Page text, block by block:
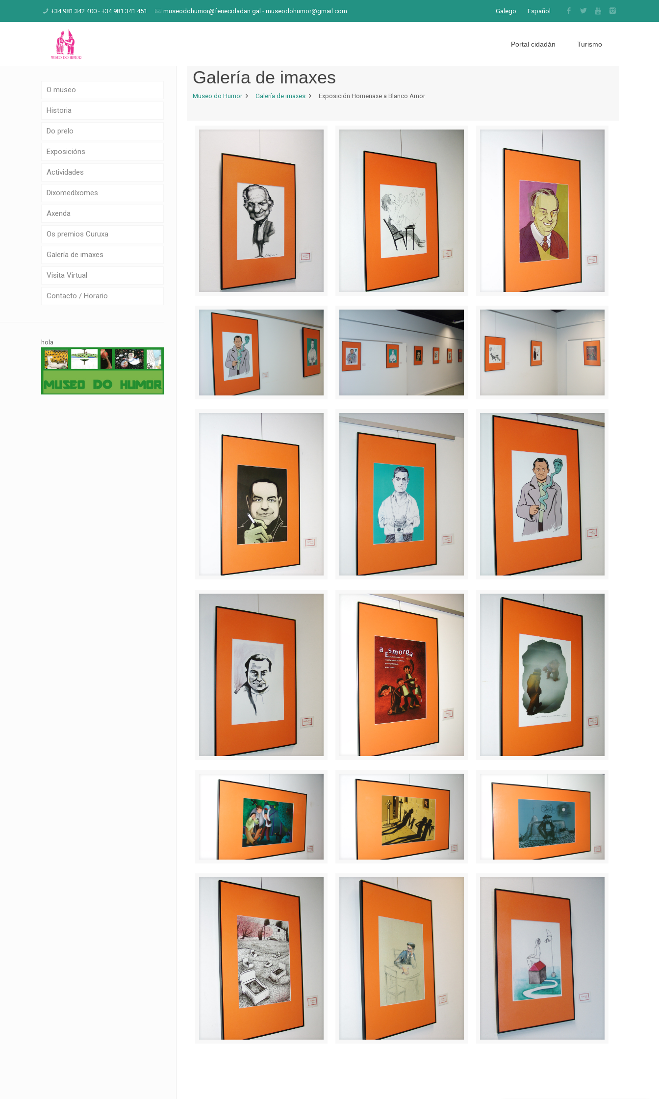
+34 981 342 400 -+34 981 341 451 museodohumor@fenecidadan.gal -museodohumor@gmail.com Galego Español
Portal cidadán Turismo
Galería de imaxes
Museo do Humor Galería de imaxes Exposición Homenaxe a Blanco Amor
O museo
Historia
Do prelo
Exposicións
Actividades
Dixomedíxomes
Axenda
Os premios Curuxa
Galería de imaxes
Visita Virtual
Contacto / Horario
hola